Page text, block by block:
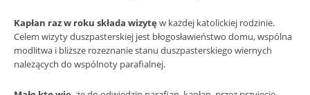
Kapłan raz w roku składa wizytę w każdej katolickiej rodzinie.
Celem wizyty duszpasterskiej jest błogosławieństwo domu, wspólna
modlitwa i bliższe rozeznanie stanu duszpasterskiego wiernych
należących do wspólnoty parafialnej.